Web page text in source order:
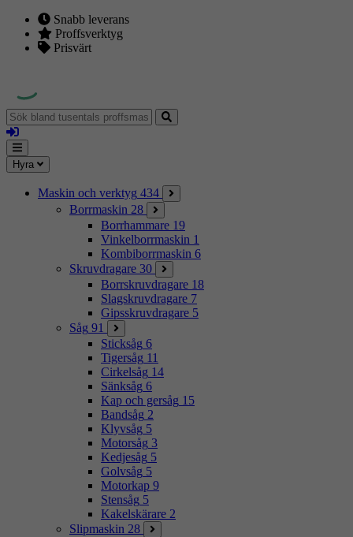
Snabb leverans
Proffsverktyg
Prisvärt
Sök
bland
tusentals
proffsmaskiner
Logga
in
Mina
sidor
Meny
Hyra
Maskin och verktyg 434
Borrmaskin 28
Borrhammare 19
Vinkelborrmaskin 1
Kombiborrmaskin 6
Skruvdragare 30
Borrskruvdragare 18
Slagskruvdragare 7
Gipsskruvdragare 5
Såg 91
Sticksåg 6
Tigersåg 11
Cirkelsåg 14
Sänksåg 6
Kap och gersåg 15
Bandsåg 2
Klyvsåg 5
Motorsåg 3
Kedjesåg 5
Golvsåg 5
Motorkap 9
Stensåg 5
Kakelskärare 2
Slipmaskin 28